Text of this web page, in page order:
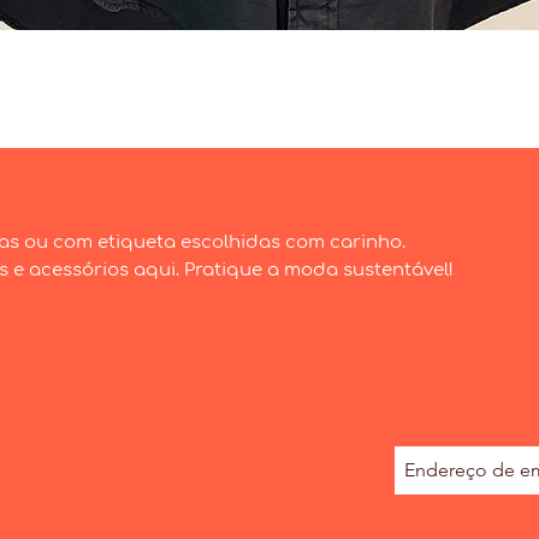
ou com etiqueta escolhidas com carinho.
e acessórios aqui. Pratique a moda sustentável!